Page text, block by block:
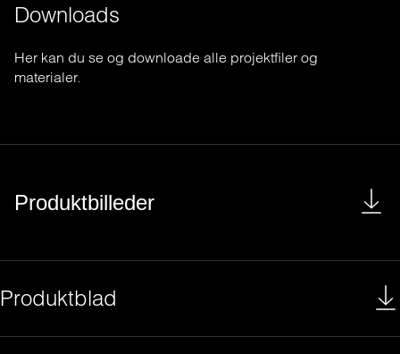
Downloads
Her kan du se og downloade alle projektfiler og
materialer.
Produktbilleder
Produktblad